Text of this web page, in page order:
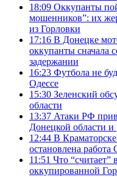
18:09 Оккупанты
мошенников”: их
из Горловки
17:16 В Донецке
оккупанты сначала
задержании
16:23 Футбола не
Одессе
15:30 Зеленский
области
13:37 Атаки РФ
Донецкой области
12:44 В
остановлена
11:51 Что “считает”
оккупированной